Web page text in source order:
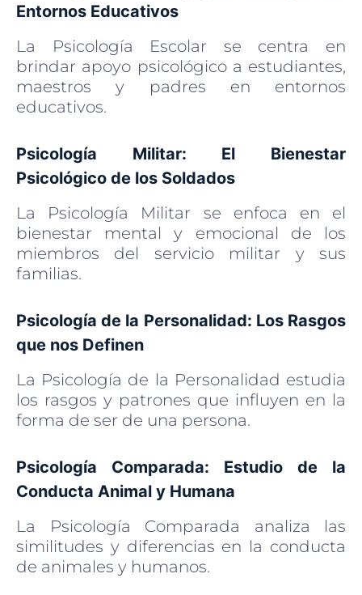
Entornos Educativos
La Psicología Escolar se centra en
brindar apoyo psicológico a estudiantes,
maestros y padres en entornos
educativos.
Psicología Militar: El Bienestar
Psicológico de los Soldados
La Psicología Militar se enfoca en el
bienestar mental y emocional de los
miembros del servicio militar y sus
familias.
Psicología de la Personalidad: Los Rasgos
que nos Definen
La Psicología de la Personalidad estudia
los rasgos y patrones que influyen en la
forma de ser de una persona.
Psicología Comparada: Estudio de la
Conducta Animal y Humana
La Psicología Comparada analiza las
similitudes y diferencias en la conducta
de animales y humanos.